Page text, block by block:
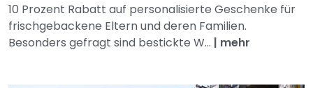
10 Prozent Rabatt auf personalisierte Geschenke für
frischgebackene Eltern und deren Familien.
Besonders gefragt sind bestickte W... | mehr